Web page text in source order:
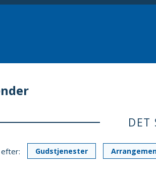
DET
Gudstjenester